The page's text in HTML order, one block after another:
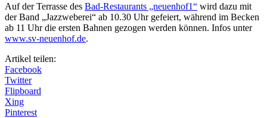
Auf der Terrasse des Bad-Restaurants „neuenhof1“ wird dazu mit
der Band „Jazzweberei“ ab 10.30 Uhr gefeiert, während im Becken
ab 11 Uhr die ersten Bahnen gezogen werden können. Infos unter
www.sv-neuenhof.de.
Artikel teilen:
Facebook
Twitter
Flipboard
Xing
Pinterest